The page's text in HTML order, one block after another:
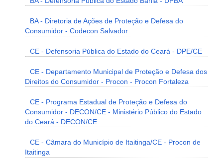
BA - Diretoria de Ações de Proteção e Defesa do
Consumidor - Codecon Salvador
CE - Defensoria Pública do Estado do Ceará - DPE/CE
CE - Departamento Municipal de Proteção e Defesa dos
Direitos do Consumidor - Procon - Procon Fortaleza
CE - Programa Estadual de Proteção e Defesa do
Consumidor - DECON/CE - Ministério Público do Estado
do Ceará - DECON/CE
CE - Câmara do Município de Itaitinga/CE - Procon de
Itaitinga